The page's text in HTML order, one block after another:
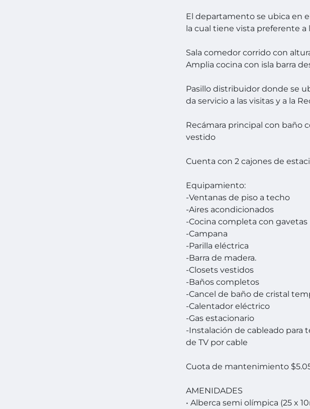
El departamento se ubica en
la cual tiene vista preferente a
Sala comedor corrido con
Amplia cocina con isla barra
Pasillo distribuidor donde se
da servicio a las visitas y a la
Recámara principal con baño
vestido
Cuenta con 2 cajones de
Equipamiento:
-Ventanas de piso a techo
-Aires acondicionados
-Cocina completa con gavetas
-Campana
-Parilla eléctrica
-Barra de madera.
-Closets vestidos
-Baños completos
-Cancel de baño de cristal
-Calentador eléctrico
-Gas estacionario
-Instalación de cableado para
de TV por cable
Cuota de mantenimiento
AMENIDADES
• Alberca semi olímpica (25 x